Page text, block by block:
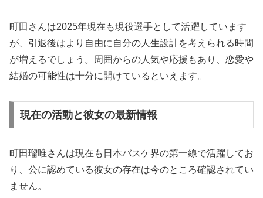
町田さんは2025年現在も現役選手として活躍しています
が、引退後はより自由に自分の人生設計を考えられる時間
が増えるでしょう。周囲からの人気や応援もあり、恋愛や
結婚の可能性は十分に開けているといえます。
現在の活動と彼女の最新情報
町田瑠唯さんは現在も日本バスケ界の第一線で活躍してお
り、公に認めている彼女の存在は今のところ確認されてい
ません。